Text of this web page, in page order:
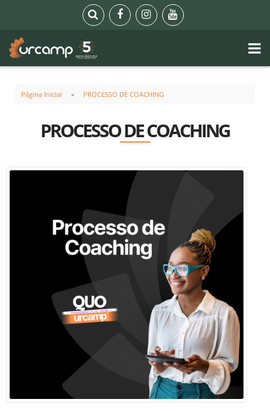
Página Inicial PROCESSO DE COACHING
PROCESSO DE COACHING